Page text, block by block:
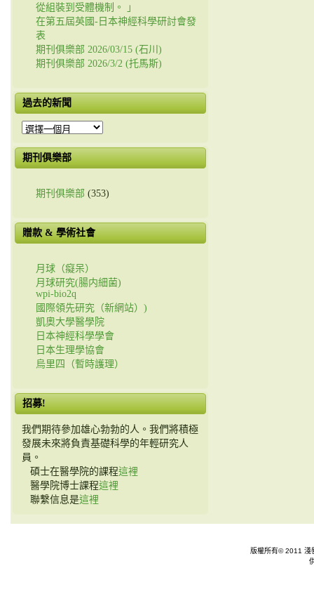
從組裝到受體機制。 」
在第五屆英國-日本神經科學研討會發
表
期刊俱樂部 2026/03/15 (石川)
期刊俱樂部 2026/3/2 (托馬斯)
過去的新聞
過
的
新
期刊俱樂部
期刊俱樂部 (353)
贈款 & 學術社會
月球（癡呆）
月球研究(腸内細菌)
wpi-bio2q
國際領先研究（新網站）)
凱奧大學醫學院
日本神經科學學會
日本生理學協會
烏里四（暫時護理）
招募!
我們期待參加雄心勃勃的人。我們將積極
發展未來將負責基礎科學的年輕研究人
員。
碩士在醫學院的課程這裡
醫學院博士課程這裡
聯繫信息是這裡
版權所有© 2011 淺